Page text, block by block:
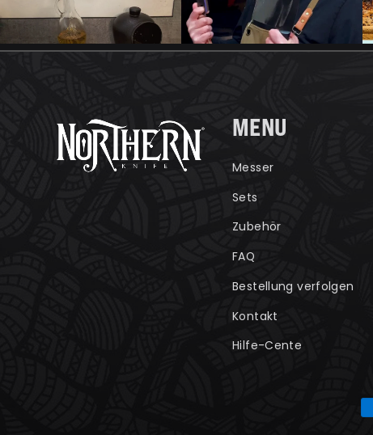
MENU
Messer
Sets
Zubehör
FAQ
Bestellung verfolgen
Kontakt
Hilfe-Cente